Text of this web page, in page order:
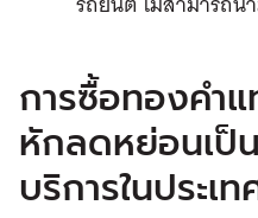
การซื้อทองคำ
หักลดหย่อนเป็
บริการในประเ